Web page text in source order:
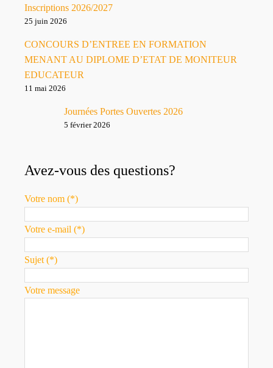
Inscriptions 2026/2027
25 juin 2026
CONCOURS D’ENTREE EN FORMATION
MENANT AU DIPLOME D’ETAT DE MONITEUR
EDUCATEUR
11 mai 2026
Journées Portes Ouvertes 2026
5 février 2026
Avez-vous des questions?
Votre nom (*)
Votre e-mail (*)
Sujet (*)
Votre message